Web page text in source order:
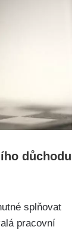
důchodu
splňovat
pracovní